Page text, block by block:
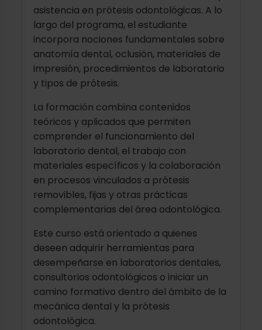
asistencia en prótesis odontológicas. A lo
largo del programa, el estudiante
incorpora nociones fundamentales sobre
anatomía dental, oclusión, materiales de
impresión, procedimientos de laboratorio
y tipos de prótesis.
La formación combina contenidos
teóricos y aplicados que permiten
comprender el funcionamiento del
laboratorio dental, el trabajo con
materiales específicos y la colaboración
en procesos vinculados a prótesis
removibles, fijas y otras prácticas
complementarias del área odontológica.
Este curso está orientado a quienes
deseen adquirir herramientas para
desempeñarse en laboratorios dentales,
consultorios odontológicos o iniciar un
camino formativo dentro del ámbito de la
mecánica dental y la prótesis
odontológica.